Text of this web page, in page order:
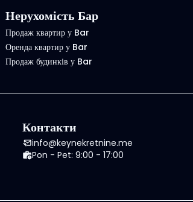
Нерухомість Бар
Продаж квартир у Bar
Оренда квартир у Bar
Продаж будинків у Bar
Контакти
info@keynekretnine.me
Pon - Pet: 9:00 - 17:00